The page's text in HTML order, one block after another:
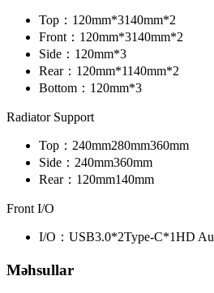
Top： 120mm*3140mm*2
Front： 120mm*3140mm*2
Side： 120mm*3
Rear： 120mm*1140mm*2
Bottom： 120mm*3
Radiator Support
Top： 240mm280mm360mm
Side： 240mm360mm
Rear： 120mm140mm
Front I/O
I/O： USB3.0*2Type-C*1HD
Məhsullar